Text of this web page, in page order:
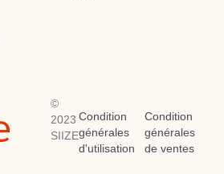
©
2023
SIIZE
Condition
générales
d'utilisation
Condition
générales
de ventes